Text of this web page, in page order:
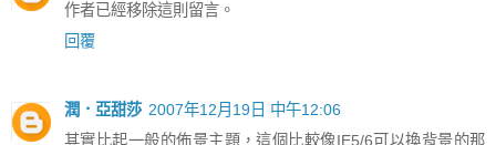
作者已經移除這則留言。
回覆
潤．亞甜莎 2007年12月19日 中午12:06
其實比起一般的佈景主題，這個比較像IE5/6可以換背景的那